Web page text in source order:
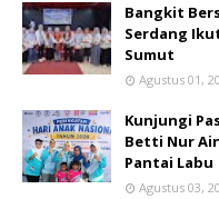
Bangkit
Serdang
Sumut
Agustus 01,
Kunjungi
Betti Nur
Pantai Labu
Agustus 03,